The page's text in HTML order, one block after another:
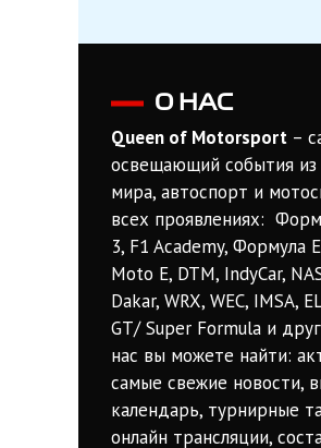
О НАС
Queen of Motorsport –
освещающий события из
мира, автоспорт и
всех проявлениях:
3, F1 Academy, Формула
Moto E, DTM, IndyCar,
Dakar, WRX, WEC, IMSA,
GT/ Super Formula и
нас вы можете найти:
самые свежие новости,
календарь, турнирные
онлайн трансляции,